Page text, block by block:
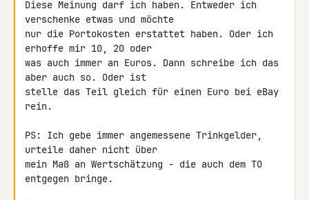
Diese Meinung darf ich haben. Entweder ich
verschenke etwas und möchte
nur die Portokosten erstattet haben. Oder ich
erhoffe mir 10, 20 oder
was auch immer an Euros. Dann schreibe ich das
aber auch so. Oder ist
stelle das Teil gleich für einen Euro bei eBay
rein.
PS: Ich gebe immer angemessene Trinkgelder,
urteile daher nicht über
mein Maß an Wertschätzung - die auch dem TO
entgegen bringe.